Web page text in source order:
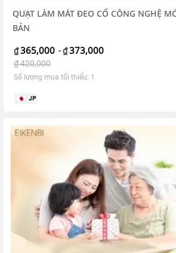
QUẠT LÀM MÁT ĐEO CỔ CÔNG NGHỆ
BẢN
₫365,000 -₫373,000
₫420,000
Số lượng mua tối thiểu: 1
JP